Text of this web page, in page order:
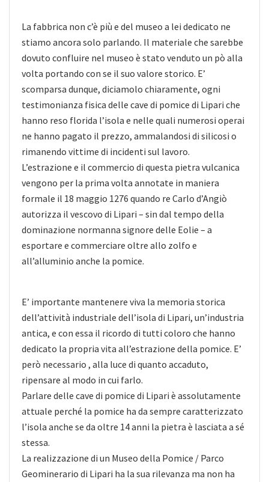
La fabbrica non c’è più e del museo a lei dedicato ne
stiamo ancora solo parlando. Il materiale che sarebbe
dovuto confluire nel museo è stato venduto un pò alla
volta portando con se il suo valore storico. E’
scomparsa dunque, diciamolo chiaramente, ogni
testimonianza fisica delle cave di pomice di Lipari che
hanno reso florida l’isola e nelle quali numerosi operai
ne hanno pagato il prezzo, ammalandosi di silicosi o
rimanendo vittime di incidenti sul lavoro.
L’estrazione e il commercio di questa pietra vulcanica
vengono per la prima volta annotate in maniera
formale il 18 maggio 1276 quando re Carlo d’Angiò
autorizza il vescovo di Lipari – sin dal tempo della
dominazione normanna signore delle Eolie – a
esportare e commerciare oltre allo zolfo e
all’alluminio anche la pomice.
E’ importante mantenere viva la memoria storica
dell’attività industriale dell’isola di Lipari, un’industria
antica, e con essa il ricordo di tutti coloro che hanno
dedicato la propria vita all’estrazione della pomice. E’
però necessario , alla luce di quanto accaduto,
ripensare al modo in cui farlo.
Parlare delle cave di pomice di Lipari è assolutamente
attuale perché la pomice ha da sempre caratterizzato
l’isola anche se da oltre 14 anni la pietra è lasciata a sé
stessa.
La realizzazione di un Museo della Pomice / Parco
Geominerario di Lipari ha la sua rilevanza ma non ha